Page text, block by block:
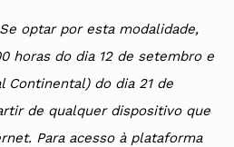
Se optar por esta modalidade,
horas do dia 12 de setembro e
Continental) do dia 21 de
de qualquer dispositivo que
Para acesso à plataforma